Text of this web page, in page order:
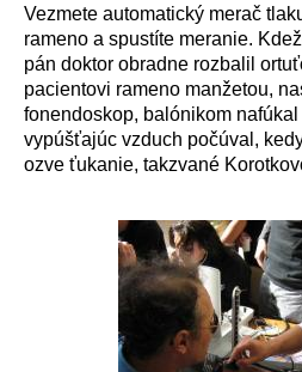
Vezmete automatický merač
rameno a spustíte meranie.
pán doktor obradne rozbalil
pacientovi rameno manžetou,
fonendoskop, bal ónikom nafú
vypúšťajúc vzduch počúval,
ozve ťukanie, takzvané